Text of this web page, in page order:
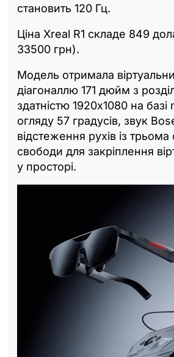
становить 120 Гц.
Ціна Xreal R1 складе 849
33500 грн).
Модель отримала
діагоналлю 171 дюйм з
здатністю 1920х1080 на базі
огляду 57 градусів, звук
відстеження рухів із
свободи для закріплення
у просторі.